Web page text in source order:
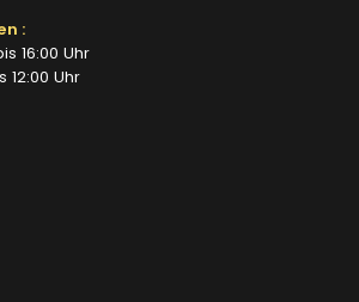
:
16:00 Uhr
12:00 Uhr